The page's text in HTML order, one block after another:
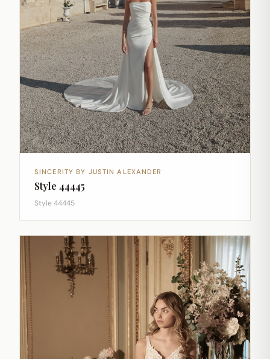
SINCERITY BY JUSTIN ALEXANDER
Style 44445
Style 44445